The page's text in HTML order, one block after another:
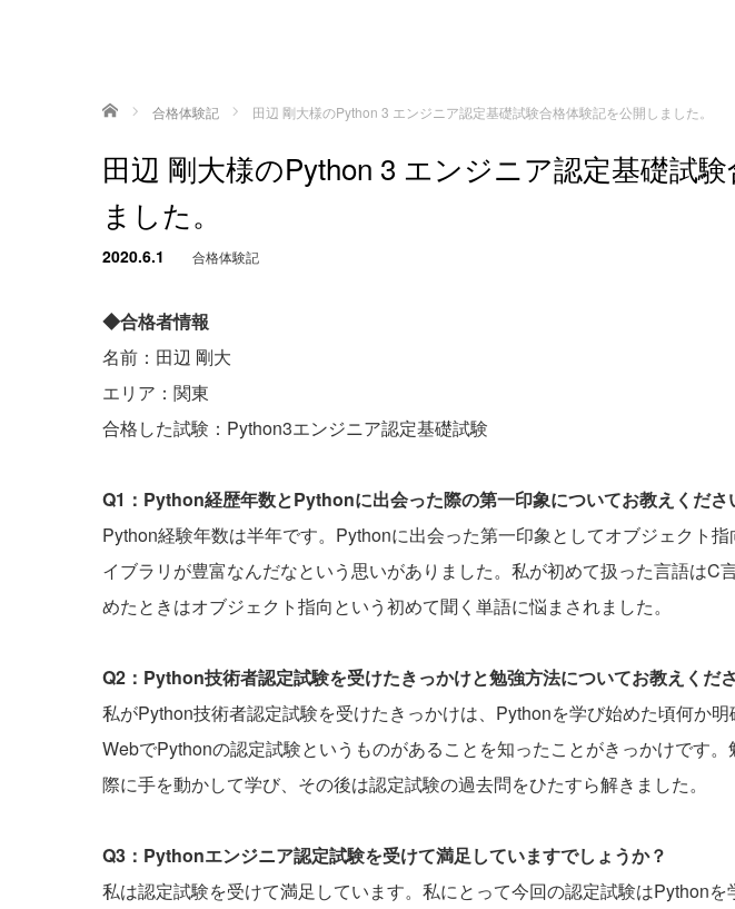
ホーム 合格体験記 田辺 剛大様のPython 3 エンジニア認定基礎試験合格体験記を公開しました。
田辺 剛大様のPython 3 エンジニア認定基礎試
ました。
2020.6.1 合格体験記
◆合格者情報
名前：田辺 剛大
エリア：関東
合格した試験：Python3エンジニア認定基礎試験
Q1：Python経歴年数とPythonに出会った際の第一印象についてお教えくださ
Python経験年数は半年です。Pythonに出会った第一印象としてオブジェクト
イブラリが豊富なんだなという思いがありました。私が初めて扱った言語はC
めたときはオブジェクト指向という初めて聞く単語に悩まされました。
Q2：Python技術者認定試験を受けたきっかけと勉強方法についてお教えくださ
私がPython技術者認定試験を受けたきっかけは、Pythonを学び始めた頃何か明
WebでPythonの認定試験というものがあることを知ったことがきっかけです
際に手を動かして学び、その後は認定試験の過去問をひたすら解きました。
Q3：Pythonエンジニア認定試験を受けて満足していますでしょうか？
私は認定試験を受けて満足しています。私にとって今回の認定試験はPythonを